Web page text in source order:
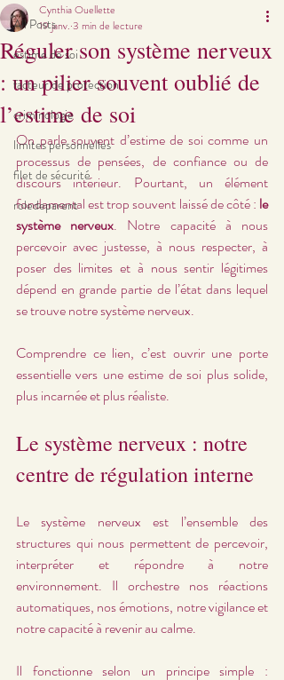
All Posts
estime de soi
facteur de protection
criminologie
limites personnelles
filet de sécurité
roledeparent
Réguler son système nerveux
: un pilier souvent oublié de
l’estime de soi
Cynthia Ouellette
19 janv. 3 min de lecture
On parle souvent d’estime de soi comme un
processus de pensées, de confiance ou de
discours intérieur. Pourtant, un élément
fondamental est trop souvent laissé de côté : le
système nerveux. Notre capacité à nous
percevoir avec justesse, à nous respecter, à
poser des limites et à nous sentir légitimes
dépend en grande partie de l’état dans lequel
se trouve notre système nerveux.
Comprendre ce lien, c’est ouvrir une porte
essentielle vers une estime de soi plus solide,
plus incarnée et plus réaliste.
Le système nerveux : notre
centre de régulation interne
Le système nerveux est l’ensemble des
structures qui nous permettent de percevoir,
interpréter et répondre à notre
environnement. Il orchestre nos réactions
automatiques, nos émotions, notre vigilance et
notre capacité à revenir au calme.